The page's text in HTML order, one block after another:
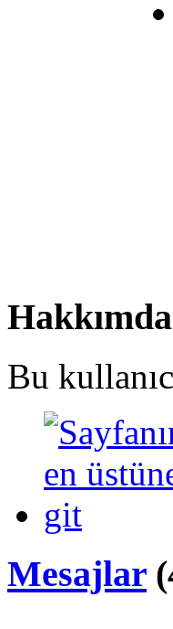
Hakkımda
Bu
Mesajlar